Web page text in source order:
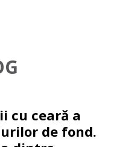
cu ceară a
de fond.